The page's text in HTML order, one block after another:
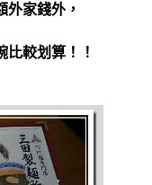
外家錢外，
較划算！！